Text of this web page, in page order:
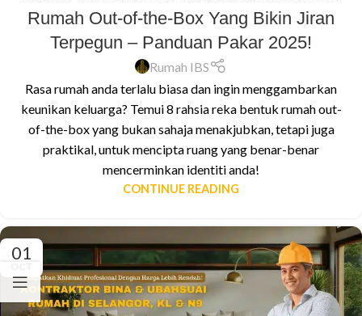
Rumah Out-of-the-Box Yang Bikin Jiran
Terpegun – Panduan Pakar 2025!
Rumah IBS
Rasa rumah anda terlalu biasa dan ingin menggambarkan
keunikan keluarga? Temui 8 rahsia reka bentuk rumah out-
of-the-box yang bukan sahaja menakjubkan, tetapi juga
praktikal, untuk mencipta ruang yang benar-benar
mencerminkan identiti anda!
CONTINUE READING
01